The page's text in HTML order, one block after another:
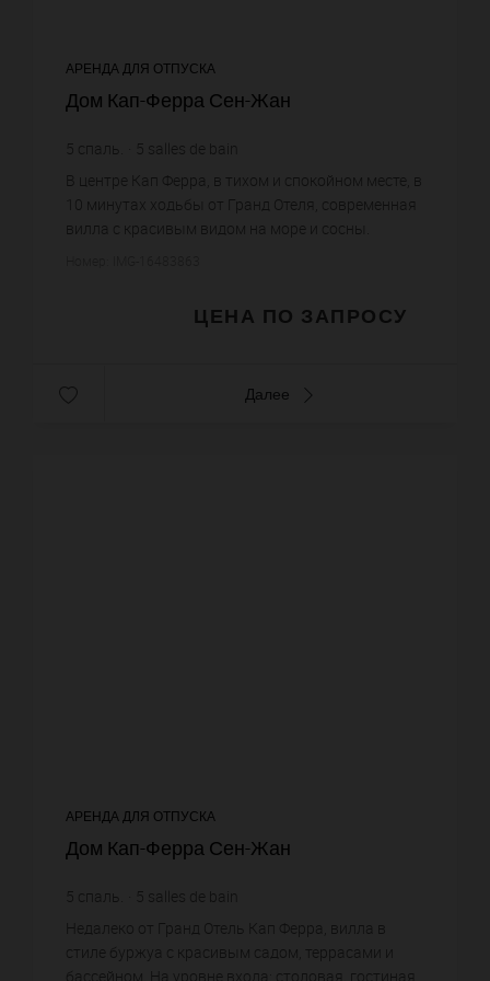
АРЕНДА ДЛЯ ОТПУСКА
Дом Кап-Ферра Сен-Жан
5 спаль. 5 salles de bain
В центре Кап Ферра, в тихом и спокойном месте, в
10 минутах ходьбы от Гранд Отеля, современная
вилла с красивым видом на море и сосны.
ЦЕНА ПО ЗАПРОСУ
Далее
АРЕНДА ДЛЯ ОТПУСКА
Дом Кап-Ферра Сен-Жан
5 спаль. 5 salles de bain
Недалеко от Гранд Отель Кап Ферра, вилла в
стиле буржуа с красивым садом, террасами и
бассейном. На уровне входа: столовая, гостиная